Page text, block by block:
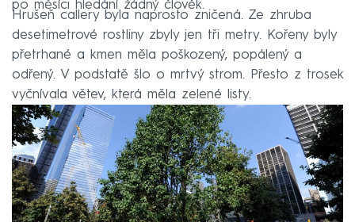
po měsíci hledání žádný člověk.
Hrušeň callery byla naprosto zničená. Ze zhruba
desetimetrové rostliny zbyly jen tři metry. Kořeny byly
přetrhané a kmen měla poškozený, popálený a
odřený. V podstatě šlo o mrtvý strom. Přesto z trosek
vyčnívala větev, která měla zelené listy.